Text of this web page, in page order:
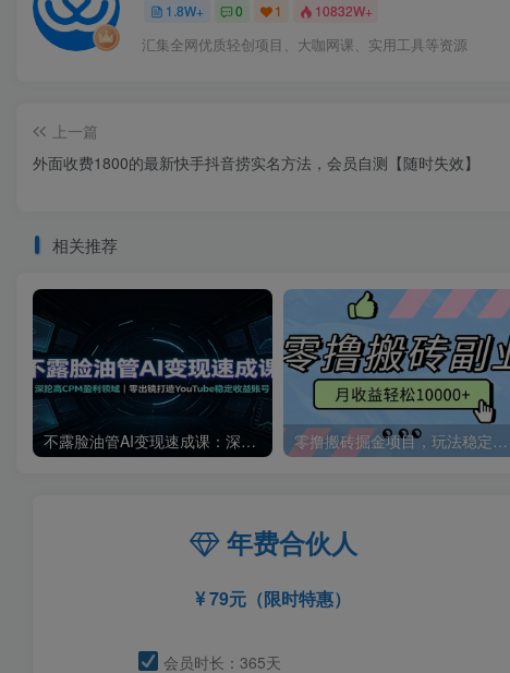
1.8W+ 0 1 10832W+
汇集全网优质轻创项目、大咖网课、实用工具等资源
上一篇
外面收费1800的最新快手抖音捞实名方法，会员自测【随时失效】
相关推荐
不露脸油管AI变现速成课：深挖高CPM盈利领域，零出镜打造YouTube稳定收益账号 零撸搬砖掘金项目，玩法稳定普通人可落地的长期副业，月收益轻松10000+
年费合伙人
79元（限时特惠）
会员时长：365天